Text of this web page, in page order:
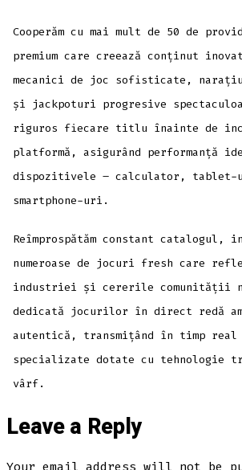
Cooperăm cu mai mult de 50 de
premium care creează conținut
mecanici de joc sofisticate,
și jackpoturi progresive
riguros fiecare titlu înainte de
platformă, asigurând performanță
dispozitivele – calculator,
smartphone-uri.
Reîmprospătăm constant catalogul,
numeroase de jocuri fresh care
industriei și cererile comunității
dedicată jocurilor în direct redă
autentică, transmițând în timp
specializate dotate cu tehnologie
vârf.
Leave a Reply